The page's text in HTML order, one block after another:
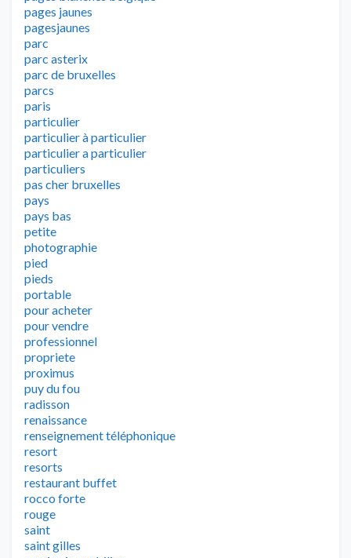
pages jaunes
pagesjaunes
parc
parc asterix
parc de bruxelles
parcs
paris
particulier
particulier à particulier
particulier a particulier
particuliers
pas cher bruxelles
pays
pays bas
petite
photographie
pied
pieds
portable
pour acheter
pour vendre
professionnel
propriete
proximus
puy du fou
radisson
renaissance
renseignement téléphonique
resort
resorts
restaurant buffet
rocco forte
rouge
saint
saint gilles